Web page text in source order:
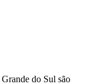
do Sul são